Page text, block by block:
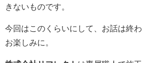
きないものです。
今回はこのくらいにして、お話は終
お楽しみに。